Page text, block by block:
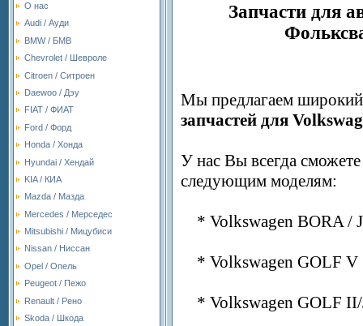
О нас
Audi / Ауди
BMW / БМВ
Chevrolet / Шевроле
Citroen / Ситроен
Daewoo / Дэу
FIAT / ФИАТ
Ford / Форд
Honda / Хонда
Hyundai / Хендай
KIA / КИА
Mazda / Мазда
Mercedes / Мерседес
Mitsubishi / Мицубиси
Nissan / Ниссан
Opel / Опель
Peugeot / Пежо
Renault / Рено
Skoda / Шкода
Запчасти для
Мы предлагаем
запчастей для
У нас Вы всегда сможете
следующим моделям:
* Volkswagen BORA /
* Volkswagen GOLF V
* Volkswagen GOLF